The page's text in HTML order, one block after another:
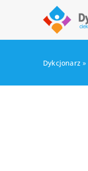
Dykcjonarz »